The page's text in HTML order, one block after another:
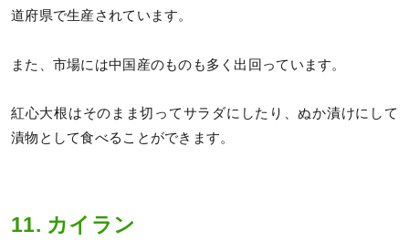
道府県で生産されています。
また、市場には中国産のものも多く出回っています。
紅心大根はそのまま切ってサラダにしたり、ぬか漬けにして
漬物として食べることができます。
11. カイラン